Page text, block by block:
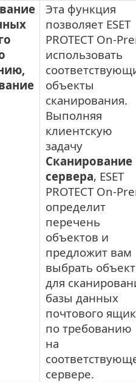
Эта функция
позволяет ESET
PROTECT On-
использовать
объекты
сканирования.
Выполняя
клиентскую
задачу
Сканирование
сервера, ESET
PROTECT On-
определит
перечень
объектов и
предложит вам
выбрать
для
базы данных
почтового
по требованию
на
сервере.